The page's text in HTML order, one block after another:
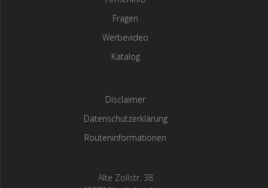
Fragen
Werbevideo
Katalog
Disclaimer
Datenschutzerklärung
Routeninformationen
Alte Zollstr. 38